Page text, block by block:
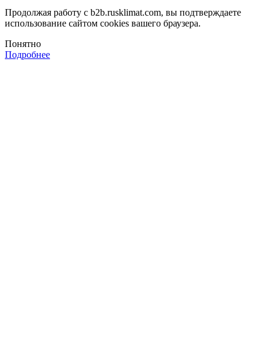
Продолжая работу с b2b.rusklimat.com, вы подтверждаете
использование сайтом cookies вашего браузера.
Понятно
Подробнее